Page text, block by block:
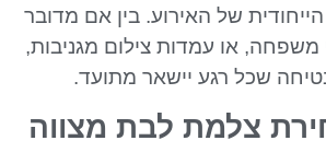
של האירוע. בין אם מדובר
משפחה, או עמדות צילום מגניבות,
שכל רגע יישאר מתועד.
צלמת לבת מצווה